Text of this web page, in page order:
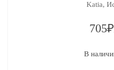
Katia,
В